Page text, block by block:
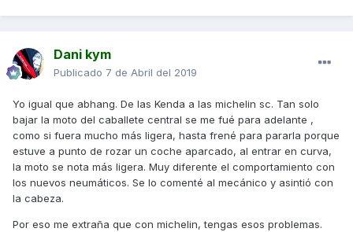
Dani kym
Publicado 7 de Abril del 2019
Yo igual que abhang. De las Kenda a las michelin sc. Tan solo
bajar la moto del caballete central se me fué para adelante ,
como si fuera mucho más ligera, hasta frené para pararla porque
estuve a punto de rozar un coche aparcado, al entrar en curva,
la moto se nota más ligera. Muy diferente el comportamiento con
los nuevos neumáticos. Se lo comenté al mecánico y asintió con
la cabeza.
Por eso me extraña que con michelin, tengas esos problemas.